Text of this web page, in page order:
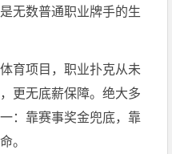
无数普通职业牌手的生
育项目，职业扑克从未
更无底薪保障。绝大多
：靠赛事奖金兜底，靠
。